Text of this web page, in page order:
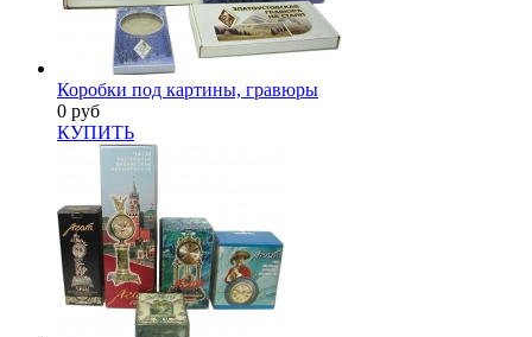
Коробки под картины, гравюры
0 руб
КУПИТЬ